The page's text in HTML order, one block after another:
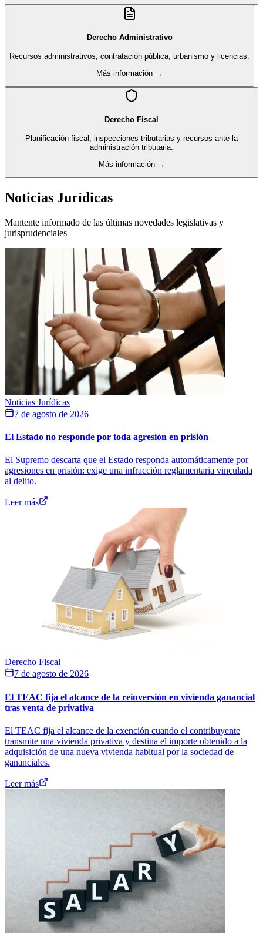
Derecho Administrativo
Recursos administrativos, contratación pública, urbanismo y licencias.
Más información →
Derecho Fiscal
Planificación fiscal, inspecciones tributarias y recursos ante la
administración tributaria.
Más información →
Noticias Jurídicas
Mantente informado de las últimas novedades legislativas y
jurisprudenciales
Noticias Jurídicas
7 de agosto de 2026
El Estado no responde por toda agresión en prisión
El Supremo descarta que el Estado responda automáticamente por
agresiones en prisión: exige una infracción reglamentaria vinculada
al delito.
Leer más
Derecho Fiscal
7 de agosto de 2026
El TEAC fija el alcance de la reinversión en vivienda ganancial
tras venta de privativa
El TEAC fija el alcance de la exención cuando el contribuyente
transmite una vivienda privativa y destina el importe obtenido a la
adquisición de una nueva vivienda habitual por la sociedad de
gananciales.
Leer más